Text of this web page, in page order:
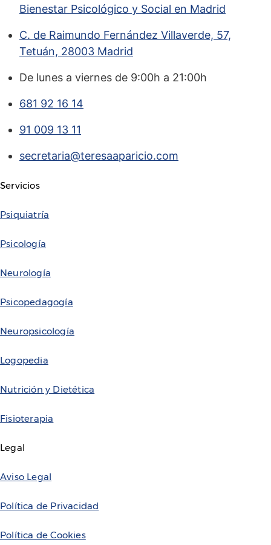
Bienestar Psicológico y Social en Madrid
C. de Raimundo Fernández Villaverde, 57,
Tetuán, 28003 Madrid
De lunes a viernes de 9:00h a 21:00h
681 92 16 14
91 009 13 11
secretaria@teresaaparicio.com
Servicios
Psiquiatría
Psicología
Neurología
Psicopedagogía
Neuropsicología
Logopedia
Nutrición y Dietética
Fisioterapia
Legal
Aviso Legal
Política de Privacidad
Política de Cookies